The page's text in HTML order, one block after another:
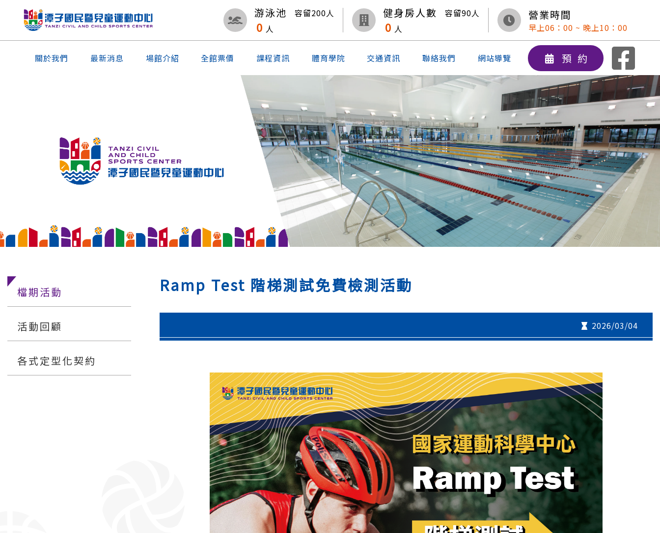
游泳池 容留200人
0 人
健身房人數 容留90人
0 人
營業時間
早上06：00 ~ 晚上10：00
關於我們 最新消息 場館介紹 全館票價 課程資訊 體育學院 交通資訊 聯絡我們 網站導覽 預約
檔期活動
活動回顧
各式定型化契約
Ramp Test 階梯測試免費檢測活動
2026/03/04